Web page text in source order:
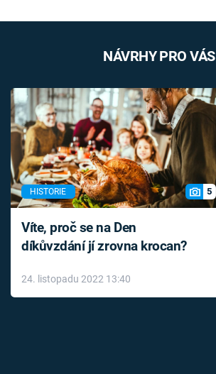
NÁVRHY PRO VÁS
HISTORIE 5
Víte, proč se na Den
díkůvzdání jí zrovna krocan?
24. listopadu 2022 13:40